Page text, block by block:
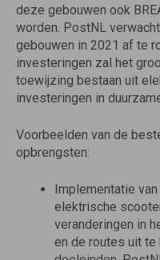
deze gebouwen ook
worden. PostNL
gebouwen in 2021 af te
investeringen zal het
toewijzing bestaan uit
investeringen in
Voorbeelden van de
opbrengsten:
Implementatie
elektrische
veranderingen in
en de routes uit